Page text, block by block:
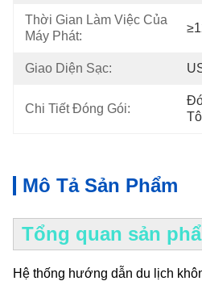
Thời Gian Làm Việc Của
Máy Phát:
Giao Diện Sạc:
Chi Tiết Đóng Gói:
Mô Tả Sản Phẩm
Tổng quan sản
Hệ thống hướng dẫn du lịch